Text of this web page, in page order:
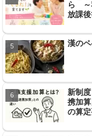
ら ～
放課
漢の
新制
携加
の算